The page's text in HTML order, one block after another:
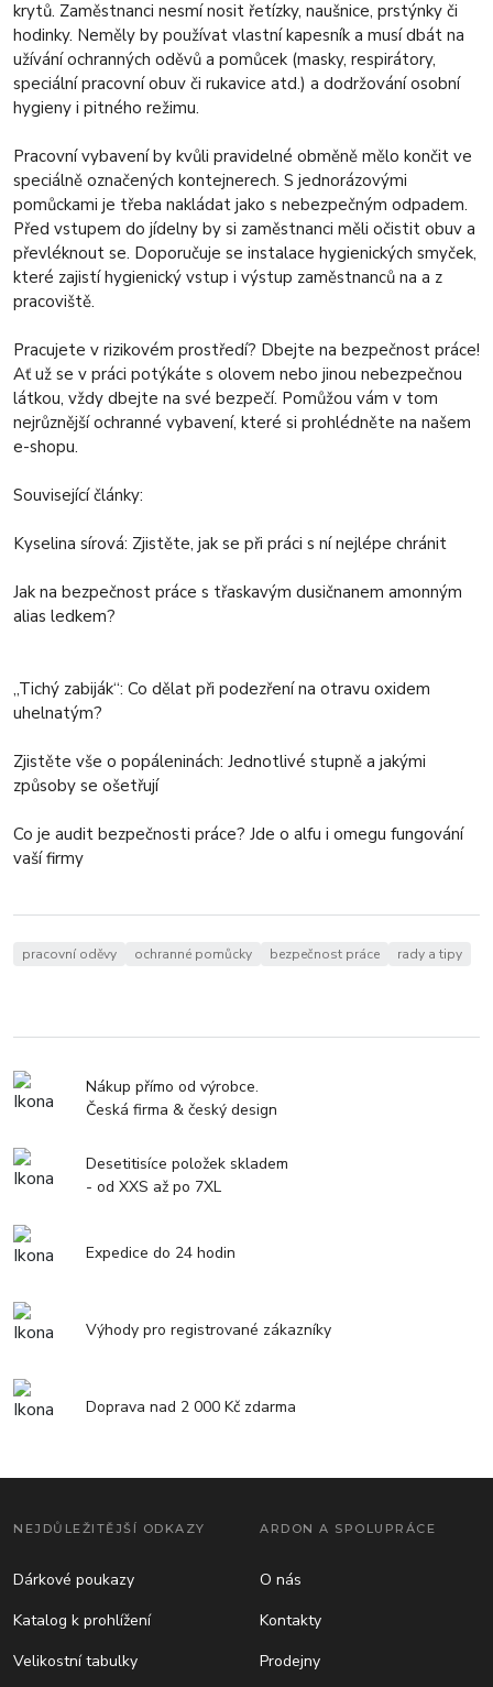
krytů. Zaměstnanci nesmí nosit řetízky, naušnice, prstýnky či
hodinky. Neměly by používat vlastní kapesník a musí dbát na
užívání ochranných oděvů a pomůcek (masky, respirátory,
speciální pracovní obuv či rukavice atd.) a dodržování osobní
hygieny i pitného režimu.
Pracovní vybavení by kvůli pravidelné obměně mělo končit ve
speciálně označených kontejnerech. S jednorázovými
pomůckami je třeba nakládat jako s nebezpečným odpadem.
Před vstupem do jídelny by si zaměstnanci měli očistit obuv a
převléknout se. Doporučuje se instalace hygienických smyček,
které zajistí hygienický vstup i výstup zaměstnanců na a z
pracoviště.
Pracujete v rizikovém prostředí? Dbejte na bezpečnost práce!
Ať už se v práci potýkáte s olovem nebo jinou nebezpečnou
látkou, vždy dbejte na své bezpečí. Pomůžou vám v tom
nejrůznější ochranné vybavení, které si prohlédněte na našem
e-shopu.
Související články:
Kyselina sírová: Zjistěte, jak se při práci s ní nejlépe chránit
Jak na bezpečnost práce s třaskavým dusičnanem amonným
alias ledkem?
„Tichý zabiják“: Co dělat při podezření na otravu oxidem
uhelnatým?
Zjistěte vše o popáleninách: Jednotlivé stupně a jakými
způsoby se ošetřují
Co je audit bezpečnosti práce? Jde o alfu i omegu fungování
vaší firmy
pracovní oděvy ochranné pomůcky bezpečnost práce rady a tipy
Nákup přímo od výrobce.
Česká firma & český design
Desetitisíce položek skladem
- od XXS až po 7XL
Expedice do 24 hodin
Výhody pro registrované zákazníky
Doprava nad 2 000 Kč zdarma
NEJDŮLEŽITĚJŠÍ ODKAZY
Dárkové poukazy
Katalog k prohlížení
Velikostní tabulky
ARDON A SPOLUPRÁCE
O nás
Kontakty
Prodejny